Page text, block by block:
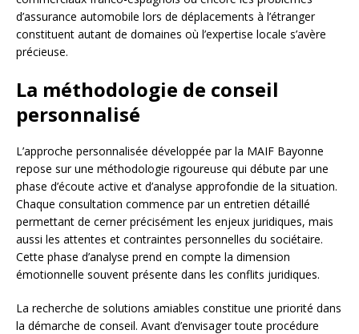
d’assurance automobile lors de déplacements à l’étranger
constituent autant de domaines où l’expertise locale s’avère
précieuse.
La méthodologie de conseil
personnalisé
L’approche personnalisée développée par la MAIF Bayonne
repose sur une méthodologie rigoureuse qui débute par une
phase d’écoute active et d’analyse approfondie de la situation.
Chaque consultation commence par un entretien détaillé
permettant de cerner précisément les enjeux juridiques, mais
aussi les attentes et contraintes personnelles du sociétaire.
Cette phase d’analyse prend en compte la dimension
émotionnelle souvent présente dans les conflits juridiques.
La recherche de solutions amiables constitue une priorité dans
la démarche de conseil. Avant d’envisager toute procédure